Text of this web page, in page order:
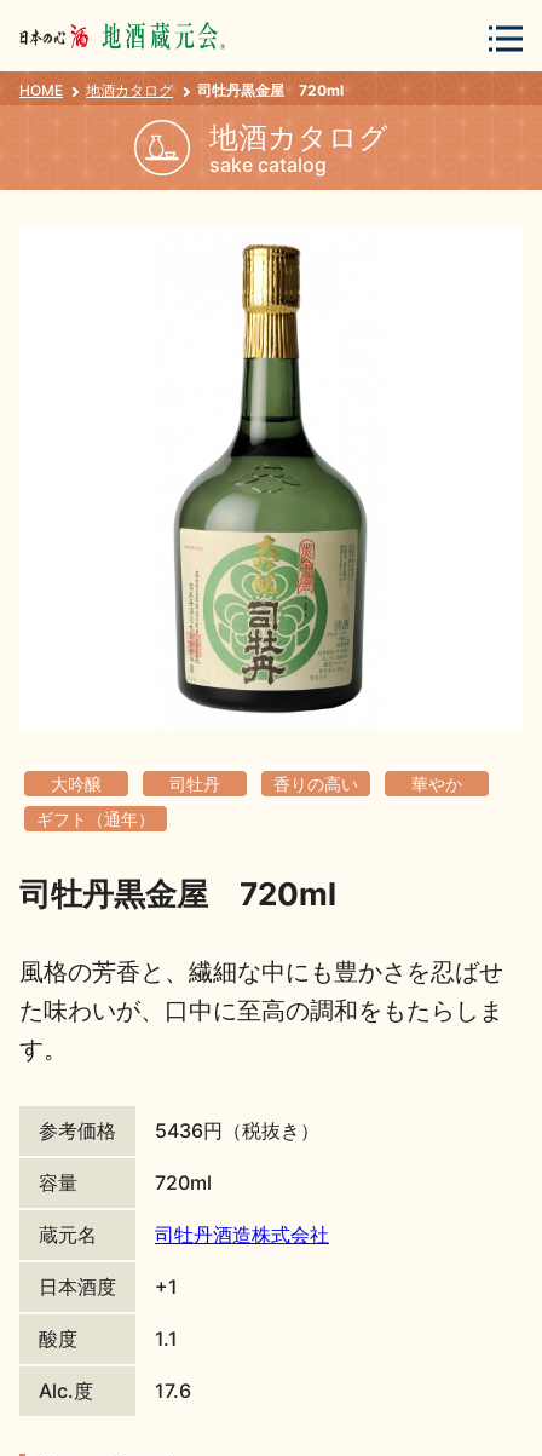
会員登録 ログイン
地酒カタログ
地酒解体新書
地酒川柳 地酒小説
HOME 地酒カタログ 司牡丹黒金屋 720ml
地酒カタログ
sake catalog
大吟醸 司牡丹 香りの高い
華やか
ギフト（通年）
司牡丹黒金屋 720ml
風格の芳香と、繊細な中にも豊かさを忍ばせ
た味わいが、口中に至高の調和をもたらしま
す。
参考価格 5436円（税抜き）
容量 720ml
蔵元名 司牡丹酒造株式会社
日本酒度 +1
酸度 1.1
Alc.度 17.6